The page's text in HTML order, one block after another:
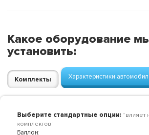
Какое оборудование
установить:
Комплекты Характеристики
Выберите стандартные опции: "влияет
комплектов"
Баллон: